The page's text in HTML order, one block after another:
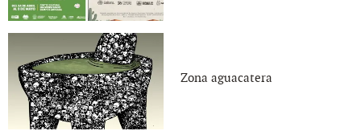
Zona aguacatera